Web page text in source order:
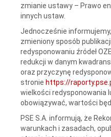
zmianie ustawy – Prawo
innych ustaw.
Jednocześnie
zmieniony sposób
redysponowaniu źródeł
redukcji w danym
oraz przyczynę
stronie https://
wielkości redysponowania
obowiązywać, wartości
PSE S.A. informują, że
warunkach i zasadach,